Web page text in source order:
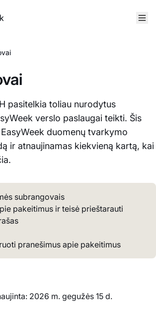
pasitelkia toliau nurodytus
verslo paslaugai teikti. Šis
duomenų tvarkymo
ir atnaujinamas kiekvieną kartą, kai
subrangovais
pakeitimus ir teisė prieštarauti
pranešimus apie pakeitimus
2026 m. gegužės 15 d.